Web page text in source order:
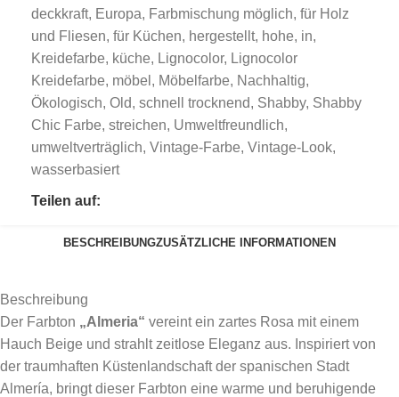
deckkraft, Europa, Farbmischung möglich, für Holz
und Fliesen, für Küchen, hergestellt, hohe, in,
Kreidefarbe, küche, Lignocolor, Lignocolor
Kreidefarbe, möbel , Möbelfarbe, Nachhaltig,
Ökologisch, Old, schnell trocknend, Shabby, Shabby
Chic Farbe, streichen, Umweltfreundlich,
umweltverträglich, Vintage-Farbe, Vintage-Look,
wasserbasiert
Teilen auf:
BESCHREIBUNGZUSÄTZLICHE INFORMATIONEN
Beschreibung
Der Farbton „Almeria“ vereint ein zartes Rosa mit einem
Hauch Beige und strahlt zeitlose Eleganz aus. Inspiriert von
der traumhaften Küstenlandschaft der spanischen Stadt
Almería, bringt dieser Farbton eine warme und beruhigende